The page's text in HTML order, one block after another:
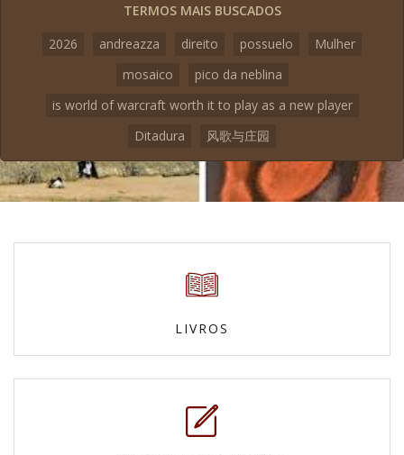
TERMOS MAIS BUSCADOS
2026
andreazza direito possuelo
Mulher
mosaico
pico da neblina
is world of warcraft worth it to play as a new player
Ditadura
风歌与庄园
LIVROS